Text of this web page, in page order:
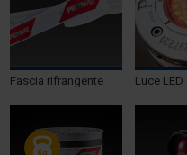
Fascia rifrangente Luce LED